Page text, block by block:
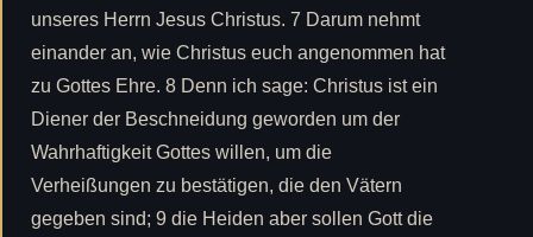
unseres Herrn Jesus Christus. 7 Darum nehmt
einander an, wie Christus euch angenommen hat
zu Gottes Ehre. 8 Denn ich sage: Christus ist ein
Diener der Beschneidung geworden um der
Wahrhaftigkeit Gottes willen, um die
Verheißungen zu bestätigen, die den Vätern
gegeben sind; 9 die Heiden aber sollen Gott die